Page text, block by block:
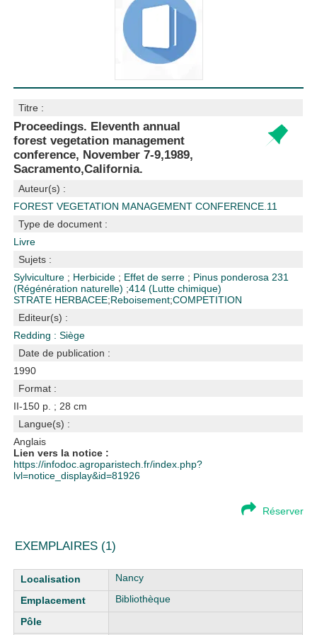
Titre :
Proceedings. Eleventh annual
forest vegetation management
conference, November 7-9,1989,
Sacramento,California.
Auteur(s) :
FOREST VEGETATION MANAGEMENT CONFERENCE.11
Type de document :
Livre
Sujets :
Sylviculture ; Herbicide ; Effet de serre ; Pinus ponderosa 231
(Régénération naturelle) ;414 (Lutte chimique)
STRATE HERBACEE;Reboisement;COMPETITION
Editeur(s) :
Redding : Siège
Date de publication :
1990
Format :
II-150 p. ; 28 cm
Langue(s) :
Anglais
Lien vers la notice :
https://infodoc.agroparistech.fr/index.php?
lvl=notice_display&id=81926
Réserver
EXEMPLAIRES (1)
Liste des exemplaires
Nancy
Bibliothèque